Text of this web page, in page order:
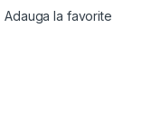
Adauga la favorite